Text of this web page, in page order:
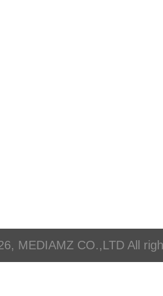
MEDIAMZ CO.,LTD All